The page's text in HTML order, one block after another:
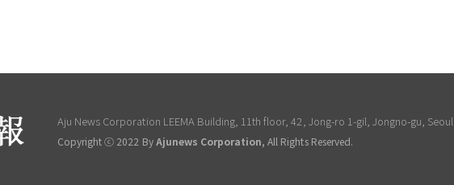
Aju News Corporation LEEMA Building, 11th floor, 42, Jong-ro 1-gil, Jongno-gu, Seoul
Copyright ⓒ 2022 ByAjunews Corporation, All Rights Reserved.